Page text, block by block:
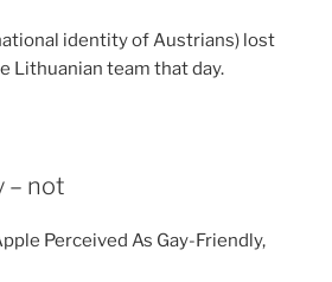
identity of Austrians) lost
Lithuanian team that day.
– not
Perceived As Gay-Friendly,